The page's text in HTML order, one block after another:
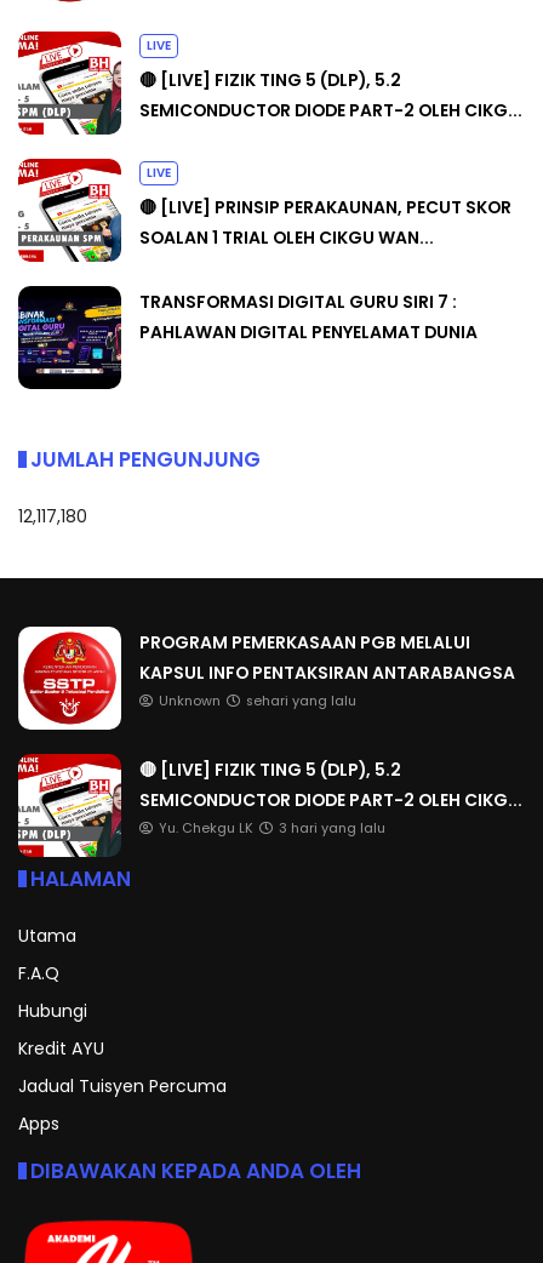
LIVE
🔴 [LIVE] FIZIK TING 5 (DLP), 5.2
SEMICONDUCTOR DIODE PART-2 OLEH CIKG...
LIVE
🔴 [LIVE] PRINSIP PERAKAUNAN, PECUT SKOR
SOALAN 1 TRIAL OLEH CIKGU WAN...
TRANSFORMASI DIGITAL GURU SIRI 7 :
PAHLAWAN DIGITAL PENYELAMAT DUNIA
JUMLAH PENGUNJUNG
12,117,180
PROGRAM PEMERKASAAN PGB MELALUI
KAPSUL INFO PENTAKSIRAN ANTARABANGSA
Unknown sehari yang lalu
🔴 [LIVE] FIZIK TING 5 (DLP), 5.2
SEMICONDUCTOR DIODE PART-2 OLEH CIKG...
Yu. Chekgu LK 3 hari yang lalu
HALAMAN
Utama
F.A.Q
Hubungi
Kredit AYU
Jadual Tuisyen Percuma
Apps
DIBAWAKAN KEPADA ANDA OLEH